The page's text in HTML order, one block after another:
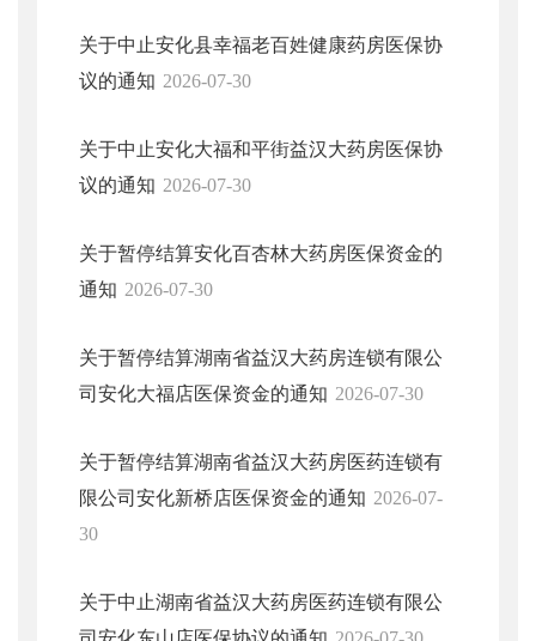
关于中止安化县幸福老百姓健康药房医保协
议的通知 2026-07-30
关于中止安化大福和平街益汉大药房医保协
议的通知 2026-07-30
关于暂停结算安化百杏林大药房医保资金的
通知 2026-07-30
关于暂停结算湖南省益汉大药房连锁有限公
司安化大福店医保资金的通知 2026-07-30
关于暂停结算湖南省益汉大药房医药连锁有
限公司安化新桥店医保资金的通知 2026-07-
30
关于中止湖南省益汉大药房医药连锁有限公